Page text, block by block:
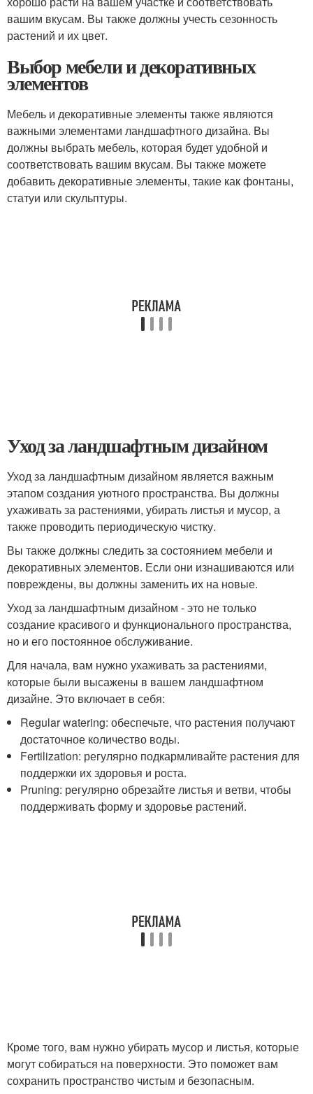
вашим вкусам. Вы также должны учесть сезонность
растений и их цвет.
Выбор мебели и декоративных
элементов
Мебель и декоративные элементы также являются
важными элементами ландшафтного дизайна. Вы
должны выбрать мебель, которая будет удобной и
соответствовать вашим вкусам. Вы также можете
добавить декоративные элементы, такие как фонтаны,
статуи или скульптуры.
Уход за ландшафтным дизайном
Уход за ландшафтным дизайном является важным
этапом создания уютного пространства. Вы должны
ухаживать за растениями, убирать листья и мусор, а
также проводить периодическую чистку.
Вы также должны следить за состоянием мебели и
декоративных элементов. Если они изнашиваются или
повреждены, вы должны заменить их на новые.
Уход за ландшафтным дизайном - это не только
создание красивого и функционального пространства,
но и его постоянное обслуживание.
Для начала, вам нужно ухаживать за растениями,
которые были высажены в вашем ландшафтном
дизайне. Это включает в себя:
Regular watering: обеспечьте, что растения получают
достаточное количество воды.
Fertilization: регулярно подкармливайте растения для
поддержки их здоровья и роста.
Pruning: регулярно обрезайте листья и ветви, чтобы
поддерживать форму и здоровье растений.
Кроме того, вам нужно убирать мусор и листья, которые
могут собираться на поверхности. Это поможет вам
сохранить пространство чистым и безопасным.